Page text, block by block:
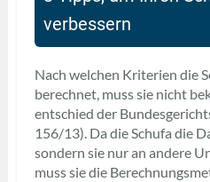
verbessern
Nach welchen Kriterien die
berechnet, muss sie nicht
entschied der
156/13). Da die Schufa die
sondern sie nur an andere
muss sie die